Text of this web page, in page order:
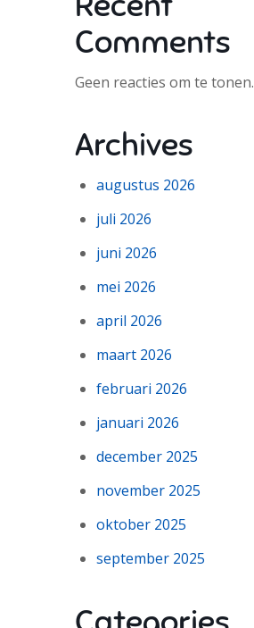
Comments
Geen reacties om te tonen.
Archives
augustus 2026
juli 2026
juni 2026
mei 2026
april 2026
maart 2026
februari 2026
januari 2026
december 2025
november 2025
oktober 2025
september 2025